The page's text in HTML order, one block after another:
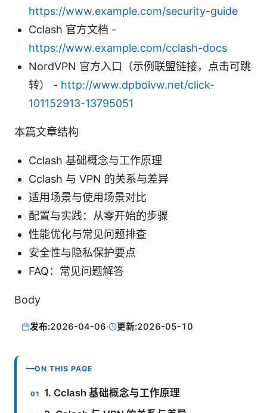
https://www.example.com/security-guide
Cclash 官方文档 -
https://www.example.com/cclash-docs
NordVPN 官方入口（示例联盟链接，点击可跳
转） - http://www.dpbolvw.net/click-
101152913-13795051
本篇文章结构
Cclash 基础概念与工作原理
Cclash 与 VPN 的关系与差异
适用场景与使用场景对比
配置与实践：从零开始的步骤
性能优化与常见问题排查
安全性与隐私保护要点
FAQ：常见问题解答
Body
发布:2026-04-06· 更新:2026-05-10
ON THIS PAGE
1. Cclash 基础概念与工作原理